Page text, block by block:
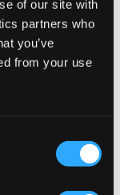
of our site with
partners who
you’ve
from your use
Stor